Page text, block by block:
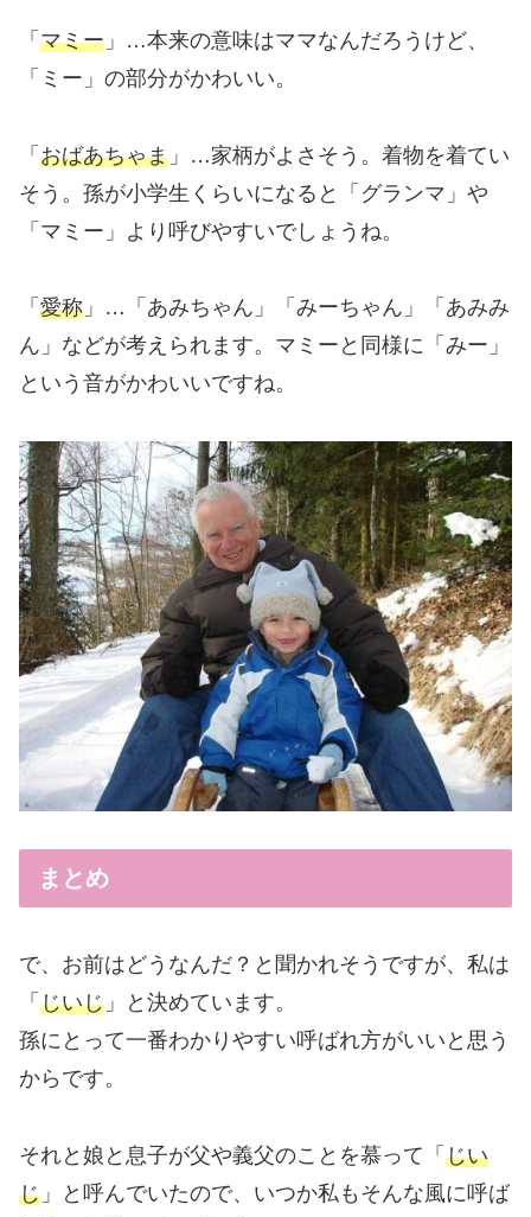
「 マミー 」…本来の意味はママなんだろうけど、
「ミー」の部分がかわいい。
「 おばあちゃま 」…家柄がよさそう。着物を着てい
そう。孫が小学生くらいになると「グランマ」や
「マミー」より呼びやすいでしょうね。
「 愛称 」…「あみちゃん」「みーちゃん」「あみみ
ん」などが考えられます。マミーと同様に「みー」
という音がかわいいですね。
まとめ
で、お前はどうなんだ？と聞かれそうですが、私は
「 じいじ 」と決めています。
孫にとって一番わかりやすい呼ばれ方がいいと思う
からです。
それと娘と息子が父や義父のことを慕って「 じい
じ 」と呼んでいたので、いつか私もそんな風に呼ば